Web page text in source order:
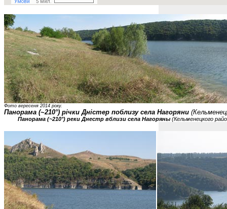
Фото вересеня 2014 року.
Панорама (~210°) річки Дністер поблизу села Нагоряни
Панорама (~210°) реки Днестр вблизи села Нагоряны(Кельменецкого